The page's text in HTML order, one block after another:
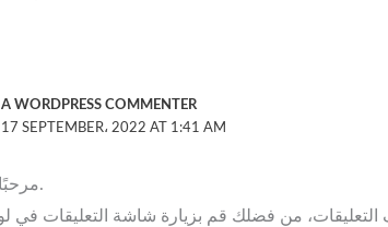
A WORDPRESS COMMENTER
17 SEPTEMBER، 2022 AT 1:41 AM
مرحبًا، هذا تعليق.